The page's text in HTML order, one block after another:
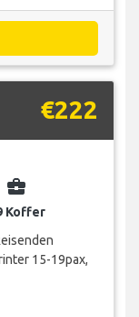
€222
business_center
Koffer
15-19pax,